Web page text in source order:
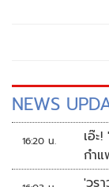
NEWS
16:20 น.
เอ๊
กำ
หัว